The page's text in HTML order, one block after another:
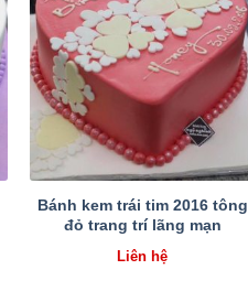
Bánh kem trái tim 2016 tông
đỏ trang trí lãng mạn
Liên hệ